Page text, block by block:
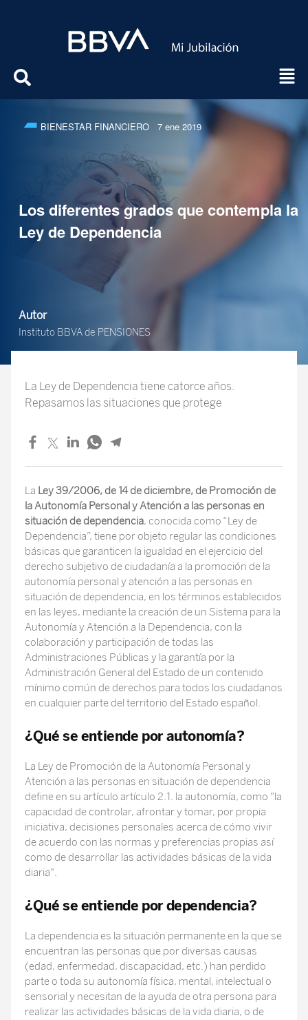
BIENESTAR FINANCIERO7 ene 2019
Los diferentes grados que contempla la
Ley de Dependencia
Autor
Instituto BBVA de PENSIONES
La Ley de Dependencia tiene catorce años.
Repasamos las situaciones que protege
La Ley 39/2006, de 14 de diciembre, de Promoción de
la Autonomía Personal y Atención a las personas en
situación de dependencia, conocida como “Ley de
Dependencia”, tiene por objeto regular las condiciones
básicas que garanticen la igualdad en el ejercicio del
derecho subjetivo de ciudadanía a la promoción de la
autonomía personal y atención a las personas en
situación de dependencia, en los términos establecidos
en las leyes, mediante la creación de un Sistema para la
Autonomía y Atención a la Dependencia, con la
colaboración y participación de todas las
Administraciones Públicas y la garantía por la
Administración General del Estado de un contenido
mínimo común de derechos para todos los ciudadanos
en cualquier parte del territorio del Estado español.
¿Qué se entiende por autonomía?
La Ley de Promoción de la Autonomía Personal y
Atención a las personas en situación de dependencia
define en su artículo artículo 2.1. la autonomía, como "la
capacidad de controlar, afrontar y tomar, por propia
iniciativa, decisiones personales acerca de cómo vivir
de acuerdo con las normas y preferencias propias así
como de desarrollar las actividades básicas de la vida
diaria".
¿Qué se entiende por dependencia?
La dependencia es la situación permanente en la que se
encuentran las personas que por diversas causas
(edad, enfermedad, discapacidad, etc.) han perdido
parte o toda su autonomía física, mental, intelectual o
sensorial y necesitan de la ayuda de otra persona para
realizar las actividades básicas de la vida diaria, o de